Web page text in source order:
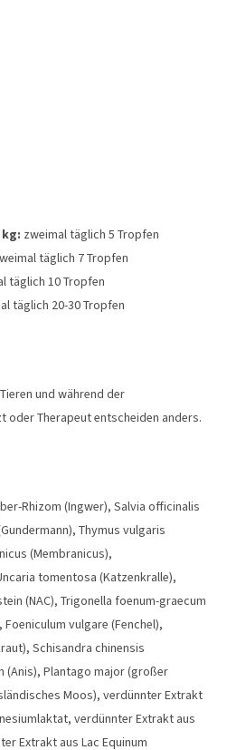
zweimal täglich 5 Tropfen
täglich 7 Tropfen
täglich 10 Tropfen
täglich 20-30 Tropfen
und während der
oder Therapeut entscheiden anders.
Rhizom (Ingwer), Salvia officinalis
Thymus vulgaris
(Membranicus),
tomentosa (Katzenkralle),
(NAC), Trigonella foenum-graecum
vulgare (Fenchel),
Schisandra chinensis
(Anis), Plantago major (großer
Moos), verdünnter Extrakt
verdünnter Extrakt aus
Extrakt aus Lac Equinum